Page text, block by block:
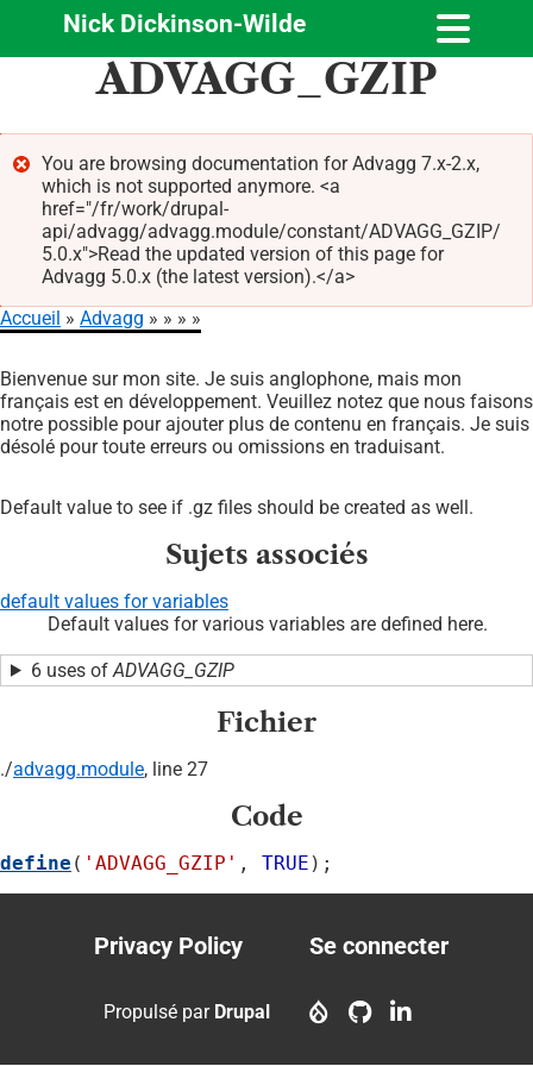
Aller
principal
Nick Dickinson-Wilde
ADVAGG_GZIP
Message
d'erreur
You are browsing documentation for Advagg 7.x-2.x,
which is not supported anymore. <a
href="/fr/work/drupal-
api/advagg/advagg.module/constant/ADVAGG_GZIP/
5.0.x">Read the updated version of this page for
Advagg 5.0.x (the latest version).</a>
d'Ariane
Accueil Advagg
Bienvenue sur mon site. Je suis anglophone, mais mon
français est en développement. Veuillez notez que nous faisons
notre possible pour ajouter plus de contenu en français. Je suis
désolé pour toute erreurs ou omissions en traduisant.
Default value to see if .gz files should be created as well.
Sujets associés
default values for variables
Default values for various variables are defined here.
6 uses of ADVAGG_GZIP
Fichier
./advagg.module, line 27
Code
define ( 'ADVAGG_GZIP' , TRUE );
Footer
menu
Privacy Policy
account
Se connecter
Propulsé par Drupal